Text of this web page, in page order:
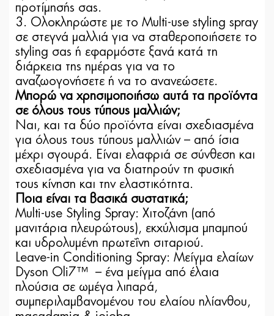
προτίμησής σας.
3. Ολοκληρώστε με το Multi-use styling spray
σε στεγνά μαλλιά για να σταθεροποιήσετε το
styling σας ή εφαρμόστε ξανά κατά τη
διάρκεια της ημέρας για να το
αναζωογονήσετε ή να το ανανεώσετε.
Μπορώ να χρησιμοποιήσω αυτά τα προϊόντα
σε όλους τους τύπους μαλλιών;
Ναι, και τα δύο προϊόντα είναι σχεδιασμένα
για όλους τους τύπους μαλλιών – από ίσια
μέχρι σγουρά. Είναι ελαφριά σε σύνθεση και
σχεδιασμένα για να διατηρούν τη φυσική
τους κίνηση και την ελαστικότητα.
Ποια είναι τα βασικά συστατικά;
Multi-use Styling Spray: Χιτοζάνη (από
μανιτάρια πλευρώτους), εκχύλισμα μπαμπού
και υδρολυμένη πρωτεΐνη σιταριού.
Leave-in Conditioning Spray: Μείγμα ελαίων
Dyson Oli7™ – ένα μείγμα από έλαια
πλούσια σε ωμέγα λιπαρά,
συμπεριλαμβανομένου του ελαίου ηλίανθου,